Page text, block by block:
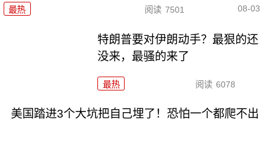
最热 阅读 7501 08-03
特朗普要对伊朗动手？最狠的还
没来，最骚的来了
最热 阅读 6078
美国踏进3个大坑把自己埋了！恐怕一个都爬不出